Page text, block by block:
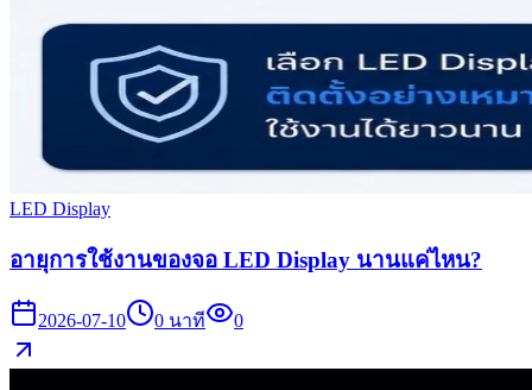
LED Display
อายุการใช้งานของจอ LED Display นานแค่ไหน?
2026-07-10 0 นาที 0